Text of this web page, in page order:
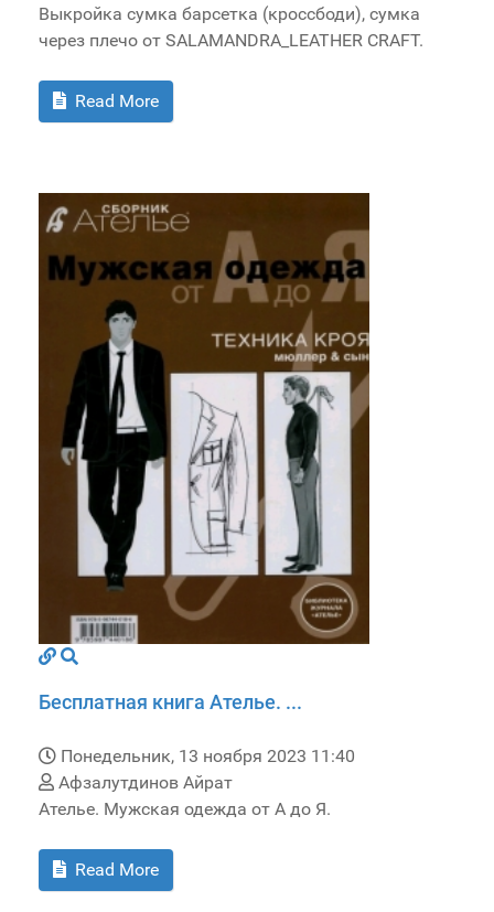
Выкройка сумка барсетка (кроссбоди), сумка
через плечо от SALAMANDRA_LEATHER CRAFT.
Read More
Бесплатная книга Ателье. ...
Понедельник, 13 ноября 2023 11:40
Афзалутдинов Айрат
Ателье. Мужская одежда от А до Я.
Read More